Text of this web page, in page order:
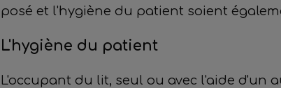
posé et l'hygiène du patient soient
L'hygiène du patient
L'occupant du lit, seul ou avec l'aide d'un